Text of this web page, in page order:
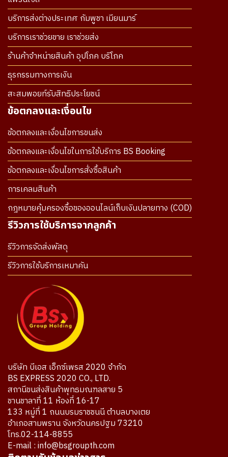
บริการส่งต่างประเทศ กัมพูชา เมียนมาร์
บริการเราช่วยขาย เราช่วยส่ง
ร้านค้าจำหน่ายสินค้า อุปโภค บริโภค
ธุรกรรมทางการเงิน
สะสมพอยท์รับสิทธิประโยชน์
ข้อตกลงและเงื่อนไข
ข้อตกลงและเงื่อนไขการขนส่ง
ข้อตกลงและเงื่อนไขในการใช้บริการ BS Booking
ข้อตกลงและเงื่อนไขการสั่งซื้อสินค้า
การเคลมสินค้า
กฎหมายคุ้มครองซื้อของออนไลน์เก็บเงินปลายทาง (COD)
รีวิวการใช้บริการจากลูกค้า
รีวิวการจัดส่งพัสดุ
รีวิวการใช้บริการเหมาคัน
บริษัท บีเอส เอ็กซ์เพรส 2020 จำกัด
BS EXPRESS 2020 CO., LTD.
สถานีขนส่งสินค้าพุทธมณฑลสาย 5
ชานชาลาที่ 11 ห้องที่ 16-17
133 หมู่ที่ 1 ถนนบรมราชชนนี ตำบลบางเตย
อำเภอสามพราน จังหวัดนครปฐม 73210
โทร.02-114-8855
E-mail : info@bsgroupth.com